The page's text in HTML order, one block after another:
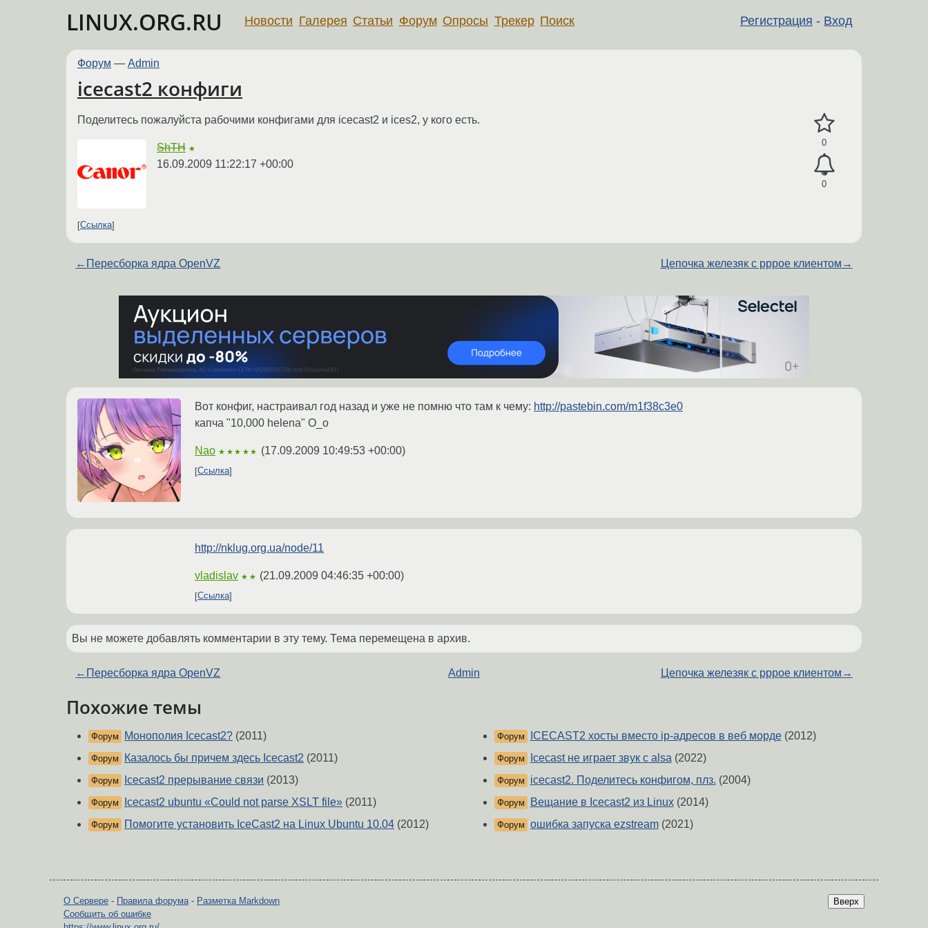
LINUX.ORG.RU Регистрация - Вход
Новости Галерея Статьи Форум Опросы Трекер Поиск
Форум — Admin
icecast2 конфиги
0
0
Поделитесь пожалуйста рабочими конфигами для icecast2 и ices2, у кого есть.
ShTH ★
16.09.2009 11:22:17 +00:00
Ссылка
← Пересборка ядра OpenVZ Цепочка железяк с pppoe клиентом →
Вот конфиг, настраивал год назад и уже не помню что там к чему: http://pastebin.com/m1f38c3e0
капча "10,000 helena" O_o
Nao ★★★★★ (17.09.2009 10:49:53 +00:00)
Ссылка
http://nklug.org.ua/node/11
vladislav ★★ (21.09.2009 04:46:35 +00:00)
Ссылка
Вы не можете добавлять комментарии в эту тему. Тема перемещена в архив.
← Пересборка ядра OpenVZ Admin Цепочка железяк с pppoe клиентом →
Похожие темы
Форум Монополия Icecast2? (2011)
Форум Казалось бы причем здесь Icecast2 (2011)
Форум Icecast2 прерывание связи (2013)
Форум Icecast2 ubuntu «Could not parse XSLT file» (2011)
Форум Помогите установить IceCast2 на Linux Ubuntu 10.04 (2012)
Форум ICECAST2 хосты вместо ip-адресов в веб морде(2012)
Форум Icecast не играет звук с alsa(2022)
Форум icecast2. Поделитесь конфигом, плз. (2004)
Форум Вещание в Icecast2 из Linux(2014)
Форум ошибка запуска ezstream(2021)
Вверх
О Сервере - Правила форума- Разметка Markdown
Сообщить об ошибке